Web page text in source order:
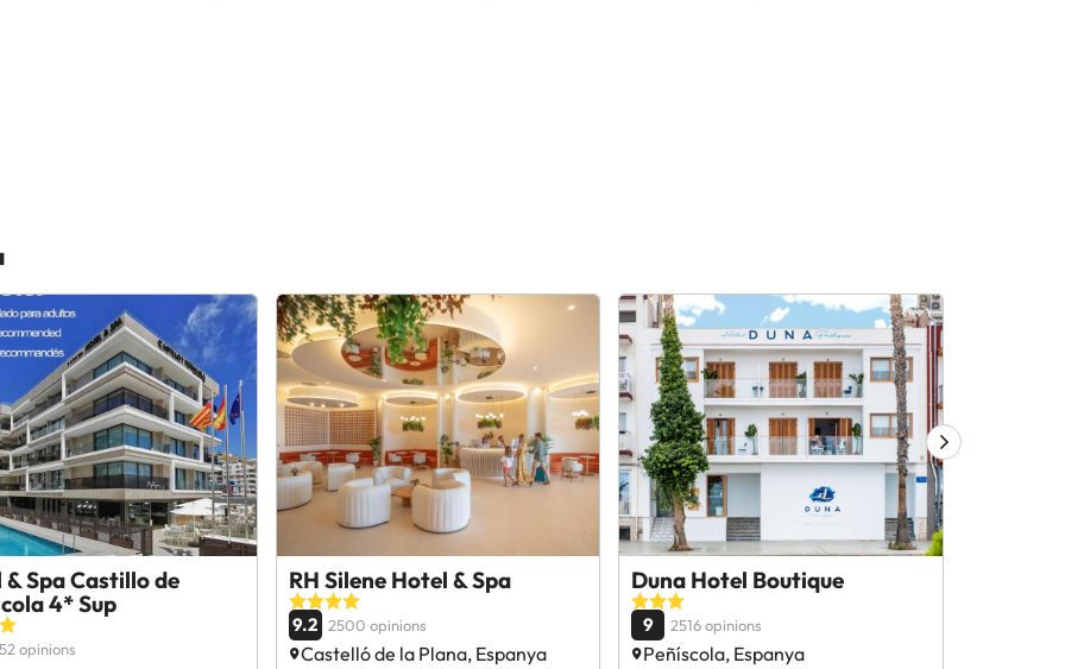
Spa Castillo de
4* Sup
opinions
RH Silene Hotel & Spa
9.2 2500 opinions
Castelló de la Plana, Espanya
Duna Hotel Boutique
9 2516 opinions
Peñíscola, Espanya